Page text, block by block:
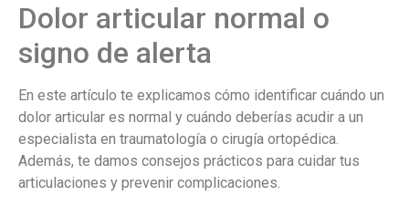
Dolor articular normal o
signo de alerta
En este artículo te explicamos cómo identificar cuándo un
dolor articular es normal y cuándo deberías acudir a un
especialista en traumatología o cirugía ortopédica.
Además, te damos consejos prácticos para cuidar tus
articulaciones y prevenir complicaciones.